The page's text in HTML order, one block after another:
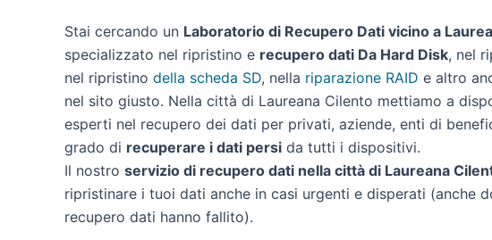
Stai cercando un Laboratorio di Recupero Dati vicino a
specializzato nel ripristino e recupero dati Da Hard Disk, nel
nel ripristino della scheda SD, nella riparazione RAID e altro
nel sito giusto. Nella città di Laureana Cilento mettiamo a
esperti nel recupero dei dati per privati, aziende, enti di
grado di recuperare i dati persi da tutti i dispositivi.
Il nostro servizio di recupero dati nella città di Laureana
ripristinare i tuoi dati anche in casi urgenti e disperati (anche
recupero dati hanno fallito).